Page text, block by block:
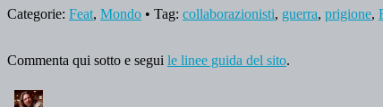
Categorie: Feat, Mondo • Tag: collaborazionisti, guerra, prigione,
Commenta qui sotto e segui le linee guida del sito.